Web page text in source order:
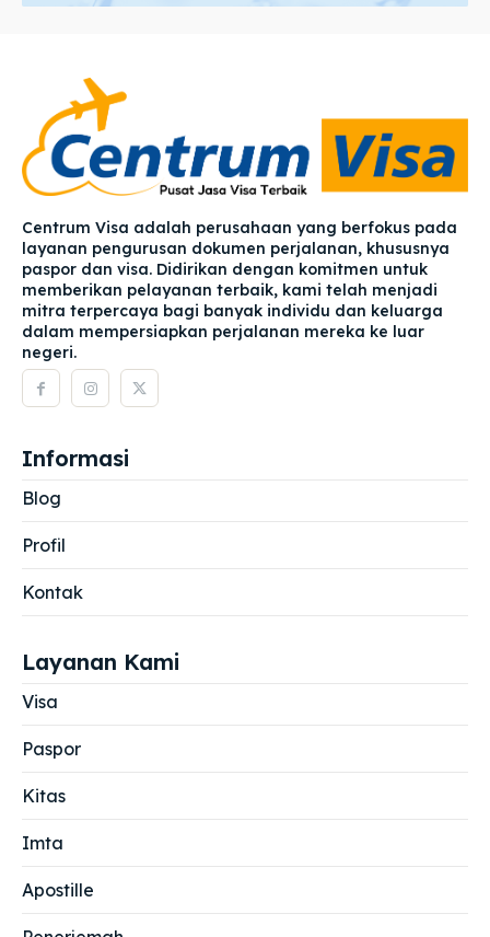
Centrum Visa adalah perusahaan yang berfokus pada
layanan pengurusan dokumen perjalanan, khususnya
paspor dan visa. Didirikan dengan komitmen untuk
memberikan pelayanan terbaik, kami telah menjadi
mitra terpercaya bagi banyak individu dan keluarga
dalam mempersiapkan perjalanan mereka ke luar
negeri.
Informasi
Blog
Profil
Kontak
Layanan Kami
Visa
Paspor
Kitas
Imta
Apostille